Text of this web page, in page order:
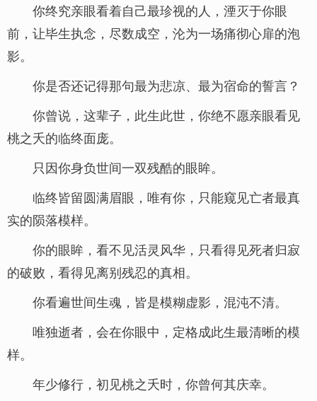
你终究亲眼看着自己最珍视的人，湮灭于你眼
前，让毕生执念，尽数成空，沦为一场痛彻心扉的泡
影。
你是否还记得那句最为悲凉、最为宿命的誓言？
你曾说，这辈子，此生此世，你绝不愿亲眼看见
桃之夭的临终面庞。
只因你身负世间一双残酷的眼眸。
临终皆留圆满眉眼，唯有你，只能窥见亡者最真
实的陨落模样。
你的眼眸，看不见活灵风华，只看得见死者归寂
的破败，看得见离别残忍的真相。
你看遍世间生魂，皆是模糊虚影，混沌不清。
唯独逝者，会在你眼中，定格成此生最清晰的模
样。
年少修行，初见桃之夭时，你曾何其庆幸。